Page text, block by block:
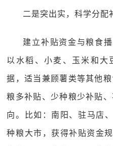
二是突出实，科学分配
建立补贴资金与粮食
以水稻、小麦、玉米和大
据，适当兼顾薯类等其他
粮多补贴、少种粮少补贴
向。比如：南阳、驻马店
种粮大市，获得补贴资金